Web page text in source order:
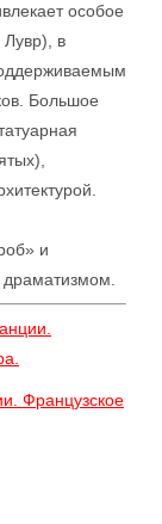
особое
в
Большое
и
Французское